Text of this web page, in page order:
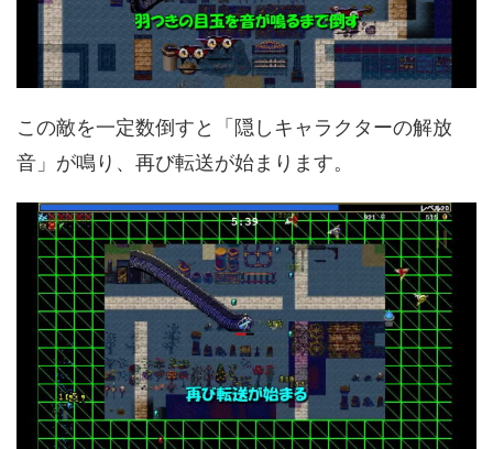
この敵を一定数倒すと「隠しキャラクターの解放
音」が鳴り、再び転送が始まります。